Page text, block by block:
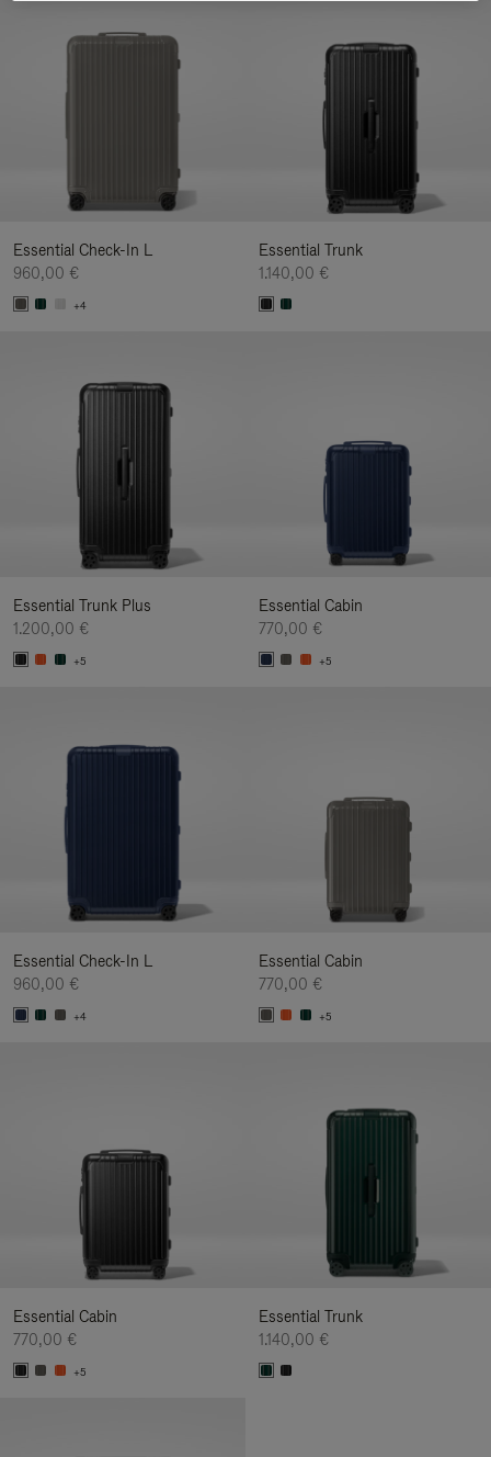
Essential Check-In L
960,00 €
+4
Essential Trunk
1.140,00 €
Essential Trunk Plus
1.200,00 €
+5
Essential Cabin
770,00 €
+5
Essential Check-In L
960,00 €
+4
Essential Cabin
770,00 €
+5
Essential Cabin
770,00 €
+5
Essential Trunk
1.140,00 €